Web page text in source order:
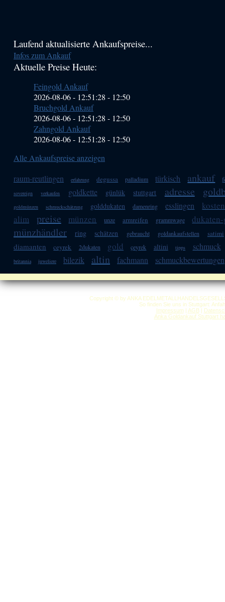
Haupt-
Sidebar
Laufend aktualisierte Ankaufspreise...
Infos zum Ankauf
Aktuelle Preise Heute:
Feingold Ankauf
2026-08-06 - 12:51:28 - 12:50
Bruchgold Ankauf
2026-08-06 - 12:51:28 - 12:50
Zahngold Ankauf
2026-08-06 - 12:51:28 - 12:50
Alle Ankaufspreise anzeigen
raum-reutlingen
erfahrung degussa palladium türkisch ankauf
sovereign verkaufen goldkette günlük stuttgart adresse
goldmünzen schmuckschätzung golddukaten damenring esslingen
alim
preise münzen unze armreifen grammwage
münzhändler ring schätzen gebraucht goldankaufstellen satimi
diamanten ceyrek 2dukaten gold çeyrek altini tipps schmuck
britannia juweliere bilezik altin fachmann schmuckbewertungen
Copyright © by ANKA
So finden Sie uns in Stuttgart:
Impressum| AGB|
Anka Goldankauf Stuttgart